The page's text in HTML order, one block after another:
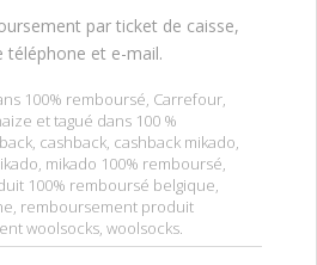
par ticket de caisse,
téléphone et e-mail.
100% remboursé, Carrefour,
et tagué dans 100 %
, cashback, cashback mikado,
, mikado 100% remboursé,
100% remboursé belgique,
, remboursement produit
woolsocks, woolsocks.